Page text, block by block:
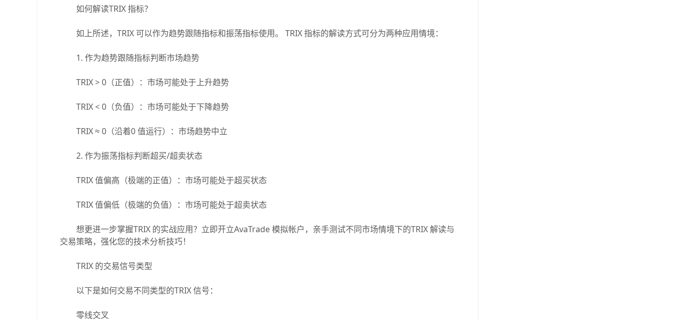
如何解读TRIX 指标？
如上所述，TRIX 可以作为趋势跟随指标和振荡指标使用。 TRIX 指标的解读方式可分为两种应用情境：
1. 作为趋势跟随指标判断市场趋势
TRIX > 0（正值）：市场可能处于上升趋势
TRIX < 0（负值）：市场可能处于下降趋势
TRIX ≈ 0（沿着0 值运行）：市场趋势中立
2. 作为振荡指标判断超买/超卖状态
TRIX 值偏高（极端的正值）：市场可能处于超买状态
TRIX 值偏低（极端的负值）：市场可能处于超卖状态
想更进一步掌握TRIX 的实战应用？立即开立AvaTrade 模拟帐户，亲手测试不同市场情境下的TRIX 解读与
交易策略，强化您的技术分析技巧！
TRIX 的交易信号类型
以下是如何交易不同类型的TRIX 信号：
零线交叉